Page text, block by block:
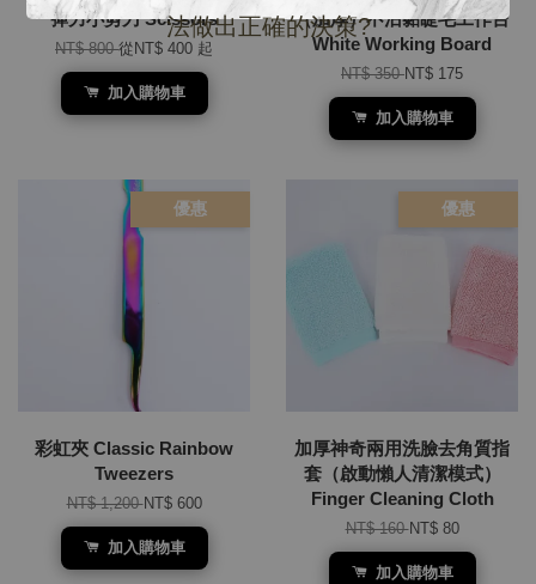
法做出正確的決策?
彈力小剪刀 Scissors
NT$ 800從 NT$ 400 起
加入購物車
（加厚）不沾黏睫毛工作台
White Working Board
NT$ 350NT$ 175
加入購物車
優惠
彩虹夾 Classic Rainbow
Tweezers
NT$ 1,200NT$ 600
加入購物車
優惠
加厚神奇兩用洗臉去角質指
套（啟動懶人清潔模式）
Finger Cleaning Cloth
NT$ 160NT$ 80
加入購物車